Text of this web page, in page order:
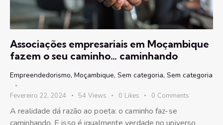
Associações empresariais em Moçambique
fazem o seu caminho… caminhando
Empreendedorismo, Moçambique, Sem categoria, Sem categoria
Fevereiro 22, 2024 54 Views 0 Likes 0 Comments
A realidade dá razão ao poeta: o caminho faz-se